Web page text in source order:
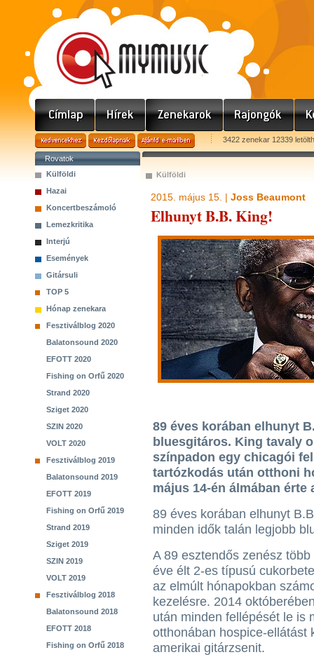
3422 zenekar 12339
Rovatok
Külföldi
Hazai
Koncertbeszámoló
Lemezkritika
Interjú
Események
Gitársuli
TOP 5
Hónap zenekara
Fesztiválblog 2020
Balatonsound 2020
EFOTT 2020
Fishing on Orfű 2020
Strand 2020
Sziget 2020
SZIN 2020
VOLT 2020
Fesztiválblog 2019
Balatonsound 2019
EFOTT 2019
Fishing on Orfű 2019
Strand 2019
Sziget 2019
SZIN 2019
VOLT 2019
Fesztiválblog 2018
Balatonsound 2018
EFOTT 2018
Fishing on Orfű 2018
Külföldi
2015. május 15. | Joss Beaumont
Elhunyt B.B. King!
89 éves korában elhunyt
bluesgitáros. King tavaly
színpadon egy chicagói
tartózkodás után otthoni
május 14-én álmában érte
89 éves korában elhunyt
minden idők talán legjobb
A 89 esztendős zenész
éve élt 2-es típusú
az elmúlt hónapokban
kezelésre. 2014
után minden fellépését le is
otthonában hospice-ellátást
amerikai gitárzsenit.